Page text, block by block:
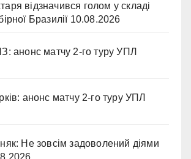
відзначився голом у складі
Бразилії 10.08.2026
анонс матчу 2-го туру УПЛ
анонс матчу 2-го туру УПЛ
Не зовсім задоволений діями